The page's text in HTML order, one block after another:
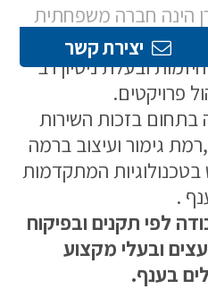
יצירת קשר
הינה חברה משפחתית
אשר נוסדה על ידי רוני בריק בשנת 1990. החברה
ובעלת ניסיון רב
פרויקטים.
בזכות השירות
גימור ועיצוב ברמה
בטכנולוגיות המתקדמות
.
לפי תקנים ובפיקוח
ובעלי מקצוע
בענף.